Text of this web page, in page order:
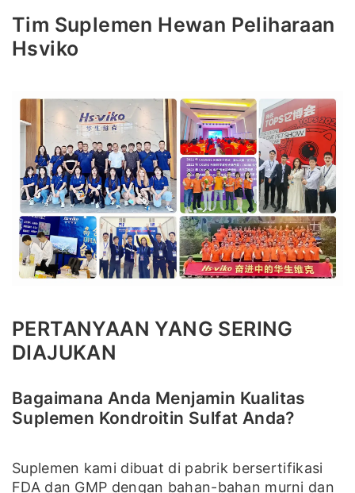
Tim Suplemen Hewan Peliharaan
Hsviko
PERTANYAAN YANG SERING
DIAJUKAN
Bagaimana Anda Menjamin Kualitas
Suplemen Kondroitin Sulfat Anda?
Suplemen kami dibuat di pabrik bersertifikasi
FDA dan GMP dengan bahan-bahan murni dan